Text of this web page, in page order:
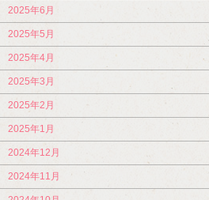
2025年6月
2025年5月
2025年4月
2025年3月
2025年2月
2025年1月
2024年12月
2024年11月